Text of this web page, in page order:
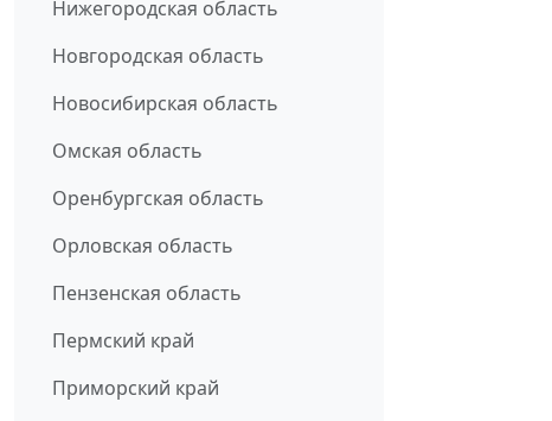
Нижегородская область
Новгородская область
Новосибирская область
Омская область
Оренбургская область
Орловская область
Пензенская область
Пермский край
Приморский край